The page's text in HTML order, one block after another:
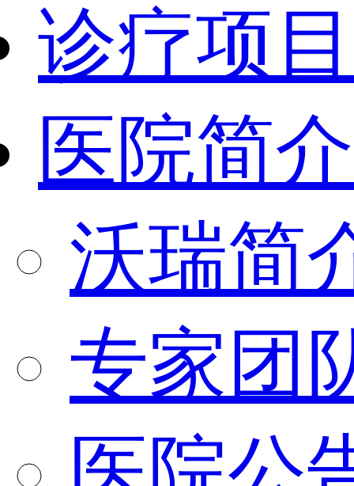
诊疗项目
医院简介
沃瑞简
专家团